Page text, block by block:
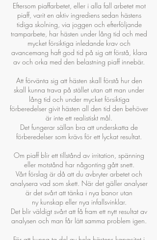
Eftersom piaffarbetet, eller i alla fall arbetet mot
piaff, varit en aktiv ingrediens sedan hästens
tidiga skolning, via joggen och efterföljande
tramparbete, har hästen under lång tid och med
mycket försiktiga inledande krav och
avancemang haft god tid på sig att förstå, klara
av och orka med den belastning piaff innebär.
Att förvänta sig att hästen skall förstå hur den
skall kunna trava på stället utan att man under
lång tid och under mycket försiktiga
förberedelser givit hästen all den tid den behöver
är inte ett realistiskt mål.
Det fungerar sällan bra att underskatta de
förberedelser som krävs för ett lyckat resultat.
Om piaff blir ett tillstånd av irritation, spänning
eller motstånd har någonting gått snett.
Vårt förslag är då att du avbryter arbetet och
analysera vad som skett. När det gäller analyser
är det svårt att tänka i nya banor utan
ny kunskap eller nya infallsvinklar.
Det blir väldigt svårt att få fram ett nytt resultat av
analysen och man får lätt samma problem igen.